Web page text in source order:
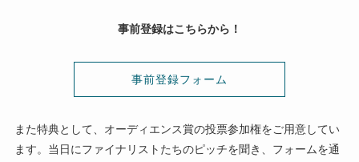
事前登録はこちらから！
事前登録フォーム
また特典として、オーディエンス賞の投票参加権をご用意してい
ます。当日にファイナリストたちのピッチを聞き、フォームを通